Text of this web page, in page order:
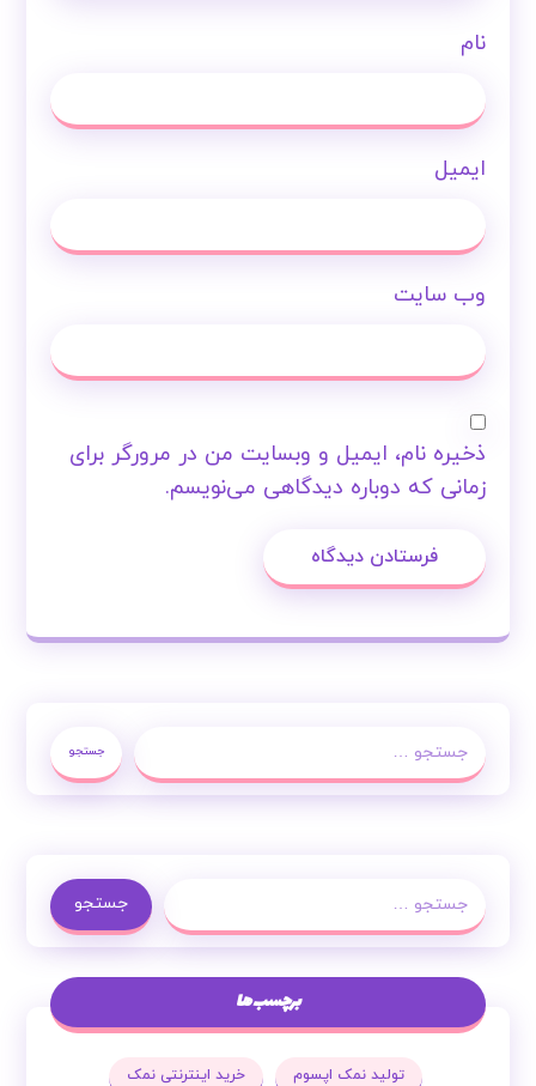
نام
ایمیل
وب‌ سایت
ذخیره نام، ایمیل و وبسایت من در مرورگر برای
زمانی که دوباره دیدگاهی می‌نویسم.
فرستادن دیدگاه
جستجو
جستجو
برچسب ها
تولید نمک اپسوم خرید اینترنتی نمک